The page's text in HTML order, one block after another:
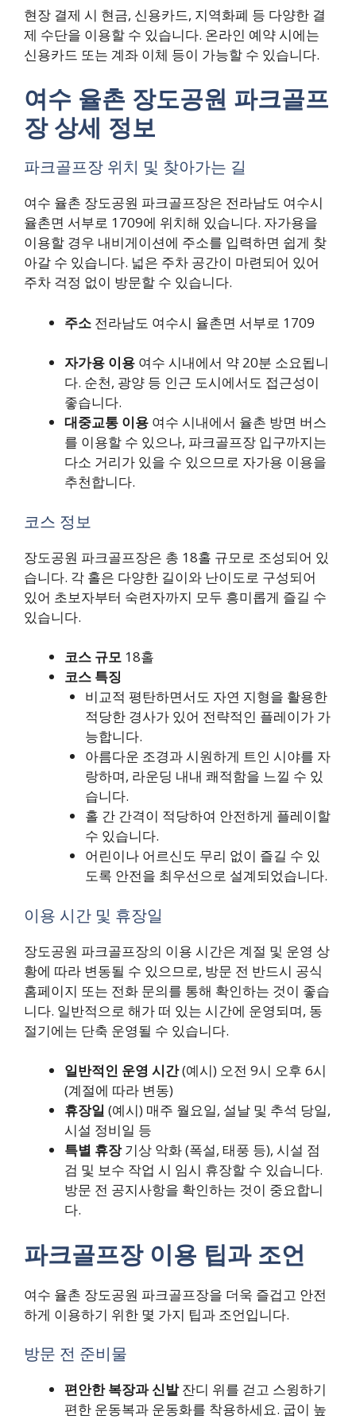
현장 결제 시 현금, 신용카드, 지역화폐 등 다양한 결
제 수단을 이용할 수 있습니다. 온라인 예약 시에는
신용카드 또는 계좌 이체 등이 가능할 수 있습니다.
여수 율촌 장도공원 파크골프
장 상세 정보
파크골프장 위치 및 찾아가는 길
여수 율촌 장도공원 파크골프장은 전라남도 여수시
율촌면 서부로 1709에 위치해 있습니다. 자가용을
이용할 경우 내비게이션에 주소를 입력하면 쉽게 찾
아갈 수 있습니다. 넓은 주차 공간이 마련되어 있어
주차 걱정 없이 방문할 수 있습니다.
주소 전라남도 여수시 율촌면 서부로 1709
자가용 이용 여수 시내에서 약 20분 소요됩니
다. 순천, 광양 등 인근 도시에서도 접근성이
좋습니다.
대중교통 이용 여수 시내에서 율촌 방면 버스
를 이용할 수 있으나, 파크골프장 입구까지는
다소 거리가 있을 수 있으므로 자가용 이용을
추천합니다.
코스 정보
장도공원 파크골프장은 총 18홀 규모로 조성되어 있
습니다. 각 홀은 다양한 길이와 난이도로 구성되어
있어 초보자부터 숙련자까지 모두 흥미롭게 즐길 수
있습니다.
코스 규모 18홀
코스 특징
비교적 평탄하면서도 자연 지형을 활용한
적당한 경사가 있어 전략적인 플레이가 가
능합니다.
아름다운 조경과 시원하게 트인 시야를 자
랑하며, 라운딩 내내 쾌적함을 느낄 수 있
습니다.
홀 간 간격이 적당하여 안전하게 플레이할
수 있습니다.
어린이나 어르신도 무리 없이 즐길 수 있
도록 안전을 최우선으로 설계되었습니다.
이용 시간 및 휴장일
장도공원 파크골프장의 이용 시간은 계절 및 운영 상
황에 따라 변동될 수 있으므로, 방문 전 반드시 공식
홈페이지 또는 전화 문의를 통해 확인하는 것이 좋습
니다. 일반적으로 해가 떠 있는 시간에 운영되며, 동
절기에는 단축 운영될 수 있습니다.
일반적인 운영 시간(예시) 오전 9시 오후 6시
(계절에 따라 변동)
휴장일 (예시) 매주 월요일, 설날 및 추석 당일,
시설 정비일 등
특별 휴장기상 악화 (폭설, 태풍 등), 시설 점
검 및 보수 작업 시 임시 휴장할 수 있습니다.
방문 전 공지사항을 확인하는 것이 중요합니
다.
파크골프장 이용 팁과 조언
여수 율촌 장도공원 파크골프장을 더욱 즐겁고 안전
하게 이용하기 위한 몇 가지 팁과 조언입니다.
방문 전 준비물
편안한 복장과 신발잔디 위를 걷고 스윙하기
편한 운동복과 운동화를 착용하세요. 굽이 높